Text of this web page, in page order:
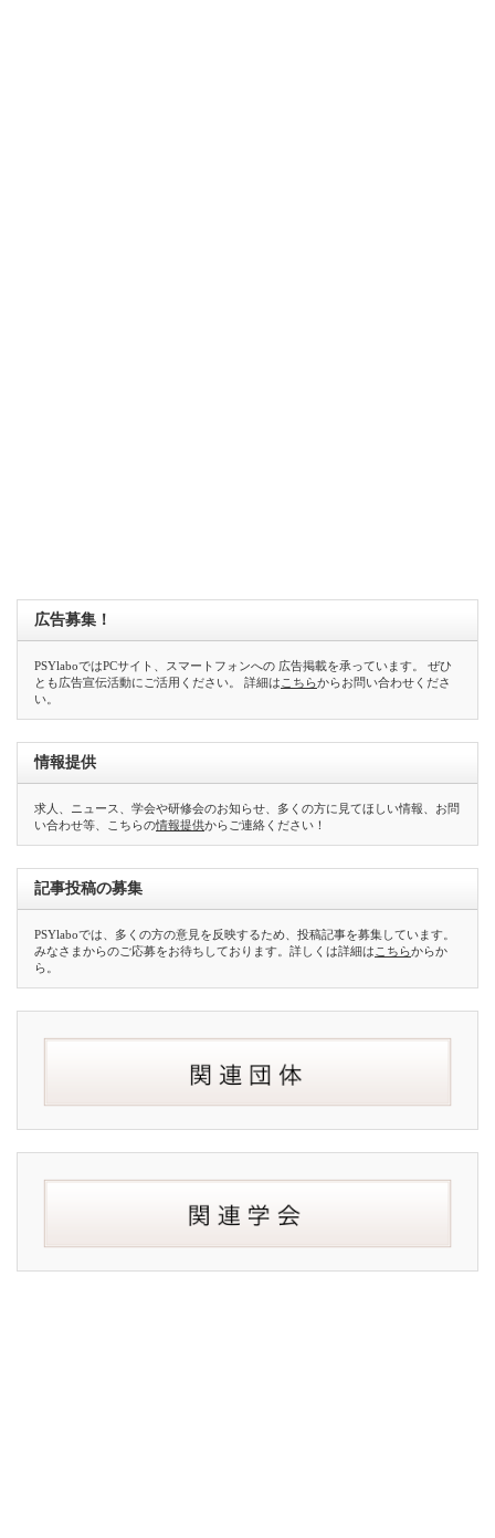
広告募集！
PSYlaboではPCサイト、スマートフォンへの 広告掲載を承っています。 ぜひ
とも広告宣伝活動にご活用ください。 詳細は こちらからお問い合わせくださ
い。
情報提供
求人、ニュース、学会や研修会のお知らせ、多くの方に見てほしい情報、お問
い合わせ等、こちらの情報提供からご連絡ください！
記事投稿の募集
PSYlaboでは、多くの方の意見を反映するため、投稿記事を募集しています。
みなさまからのご応募をお待ちしております。詳しくは詳細は こちらからか
ら。